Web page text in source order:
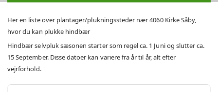
Her en liste over plantager/plukningssteder nær 4060 Kirke Såby,
hvor du kan plukke hindbær
Hindbær selvpluk sæsonen starter som regel ca. 1 Juni og slutter ca.
15 September. Disse datoer kan variere fra år til år, alt efter
vejrforhold.